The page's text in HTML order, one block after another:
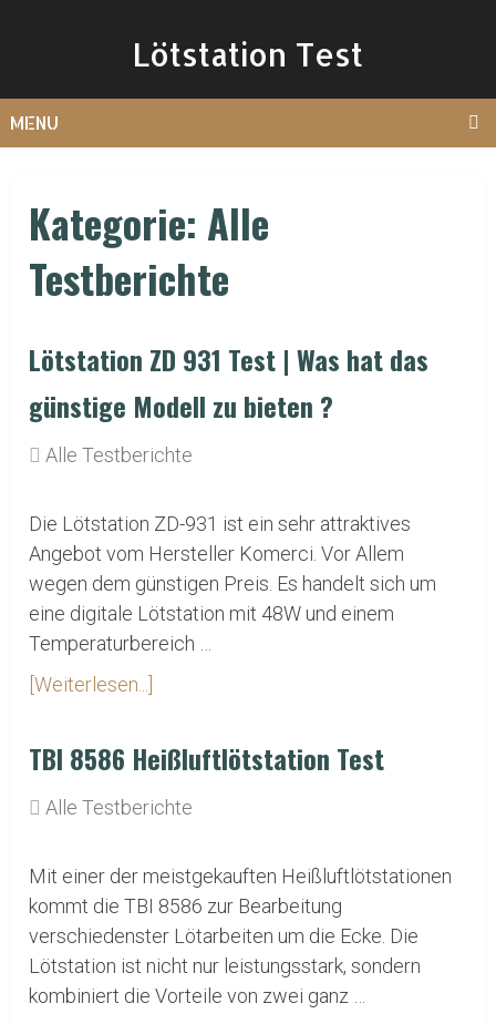
Lötstation Test
MENU
Kategorie: Alle
Testberichte
Lötstation ZD 931 Test | Was hat das
günstige Modell zu bieten ?
Alle Testberichte
Die Lötstation ZD-931 ist ein sehr attraktives
Angebot vom Hersteller Komerci. Vor Allem
wegen dem günstigen Preis. Es handelt sich um
eine digitale Lötstation mit 48W und einem
Temperaturbereich …
[Weiterlesen...]
TBI 8586 Heißluftlötstation Test
Alle Testberichte
Mit einer der meistgekauften Heißluftlötstationen
kommt die TBI 8586 zur Bearbeitung
verschiedenster Lötarbeiten um die Ecke. Die
Lötstation ist nicht nur leistungsstark, sondern
kombiniert die Vorteile von zwei ganz …